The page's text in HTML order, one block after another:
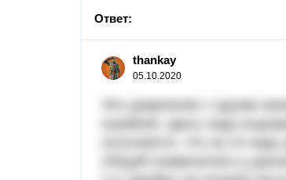
Ответ:
thankay
05.10.2020
Это уравнение с одним
Общий знаменатель в